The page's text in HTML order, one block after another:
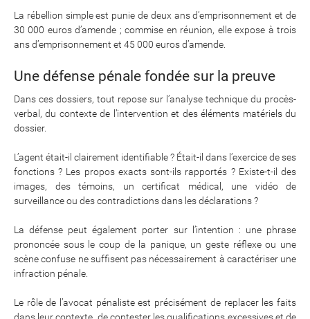
La rébellion simple est punie de deux ans d’emprisonnement et de
30 000 euros d’amende ; commise en réunion, elle expose à trois
ans d’emprisonnement et 45 000 euros d’amende.
Une défense pénale fondée sur la preuve
Dans ces dossiers, tout repose sur l’analyse technique du procès-
verbal, du contexte de l’intervention et des éléments matériels du
dossier.
L’agent était-il clairement identifiable ? Était-il dans l’exercice de ses
fonctions ? Les propos exacts sont-ils rapportés ? Existe-t-il des
images, des témoins, un certificat médical, une vidéo de
surveillance ou des contradictions dans les déclarations ?
La défense peut également porter sur l’intention : une phrase
prononcée sous le coup de la panique, un geste réflexe ou une
scène confuse ne suffisent pas nécessairement à caractériser une
infraction pénale.
Le rôle de l’avocat pénaliste est précisément de replacer les faits